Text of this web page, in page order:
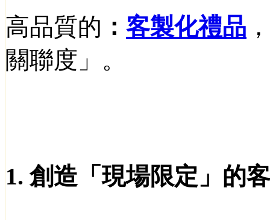
高品質的 ： 客製化禮品
關聯度」。
1. 創造「現場限定」的